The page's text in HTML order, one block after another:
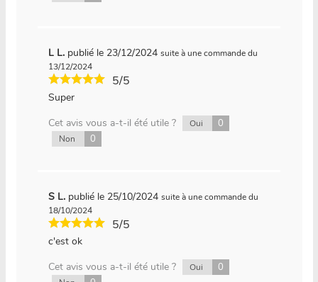
L L. publié le 23/12/2024 suite à une commande du
13/12/2024
5/5
Super
Cet avis vous a-t-il été utile ?
Oui 0
Non 0
S L. publié le 25/10/2024 suite à une commande du
18/10/2024
5/5
c'est ok
Cet avis vous a-t-il été utile ?
Oui 0